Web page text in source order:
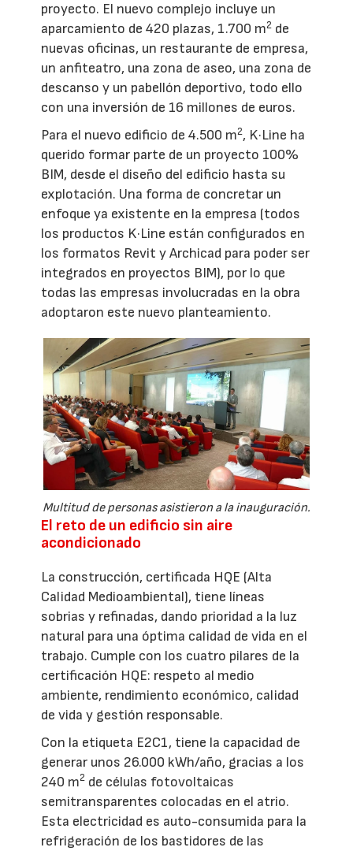
proyecto. El nuevo complejo incluye un
aparcamiento de 420 plazas, 1.700 m2 de
nuevas oficinas, un restaurante de empresa,
un anfiteatro, una zona de aseo, una zona de
descanso y un pabellón deportivo, todo ello
con una inversión de 16 millones de euros.
Para el nuevo edificio de 4.500 m2, K·Line ha
querido formar parte de un proyecto 100%
BIM, desde el diseño del edificio hasta su
explotación. Una forma de concretar un
enfoque ya existente en la empresa (todos
los productos K·Line están configurados en
los formatos Revit y Archicad para poder ser
integrados en proyectos BIM), por lo que
todas las empresas involucradas en la obra
adoptaron este nuevo planteamiento.
Multitud de personas asistieron a la inauguración.
El reto de un edificio sin aire
acondicionado
La construcción, certificada HQE (Alta
Calidad Medioambiental), tiene líneas
sobrias y refinadas, dando prioridad a la luz
natural para una óptima calidad de vida en el
trabajo. Cumple con los cuatro pilares de la
certificación HQE: respeto al medio
ambiente, rendimiento económico, calidad
de vida y gestión responsable.
Con la etiqueta E2C1, tiene la capacidad de
generar unos 26.000 kWh/año, gracias a los
240 m2 de células fotovoltaicas
semitransparentes colocadas en el atrio.
Esta electricidad es auto-consumida para la
refrigeración de los bastidores de las